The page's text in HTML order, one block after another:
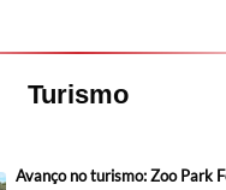
Turismo
Avanço no turismo: Zoo Park